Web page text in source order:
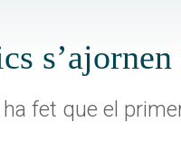
fet que el